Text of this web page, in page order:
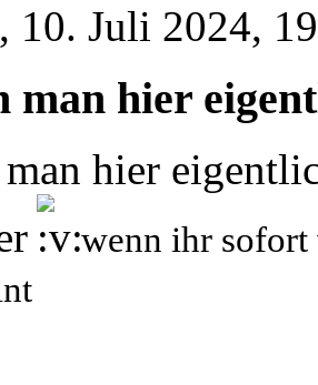
10. Juli 2024,
man hier
hier
wenn ihr sofort